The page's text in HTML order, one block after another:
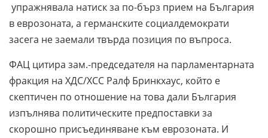
упражнявала натиск за по-бърз прием на България
в еврозоната, а германските социалдемократи
засега не заемали твърда позиция по въпроса.
ФАЦ цитира зам.-председателя на парламентарната
фракция на ХДС/ХСС Ралф Бринкхаус, който е
скептичен по отношение на това дали България
изпълнява политическите предпоставки за
скорошно присъединяване към еврозоната. И